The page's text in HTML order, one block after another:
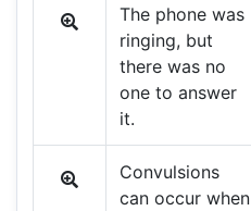
The phone was
ringing, but
there was no
one to answer
it.
Convulsions
can occur when